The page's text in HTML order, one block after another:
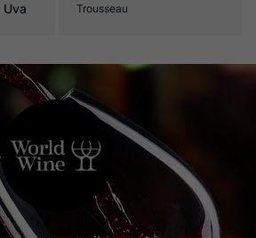
Uva Trousseau